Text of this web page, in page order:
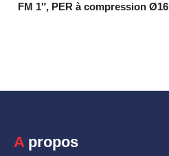
FM 1″, PER à compression
A propos